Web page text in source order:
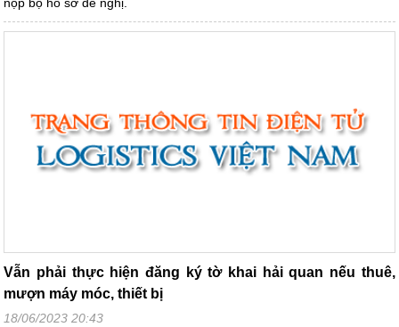
Vẫn phải thực hiện đăng ký tờ khai hải quan nếu thuê,
mượn máy móc, thiết bị
18/06/2023 20:43